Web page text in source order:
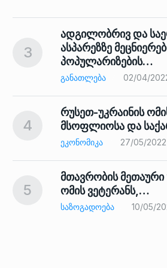
3
ადგილობრივ და
ასპარეზზე
პოპულარიზების…
ᲒᲐᲜᲐᲗᲚᲔᲑᲐ 02/04/
4
რუსეთ-უკრაინის
მსოფლიოსა და
ᲔᲙᲝᲜᲝᲛᲘᲙᲐ 27/05/2022
5
მთავრობის
ომის ვეტერანს,…
ᲡᲐᲖᲝᲒᲐᲓᲝᲔᲑᲐ 10/05/